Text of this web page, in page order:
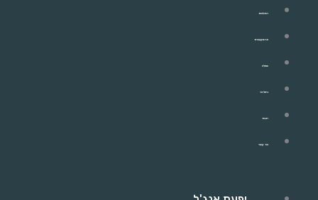
המלצות
מהתקשורת
שאלון
ניוזלטר
חנות
צור קשר